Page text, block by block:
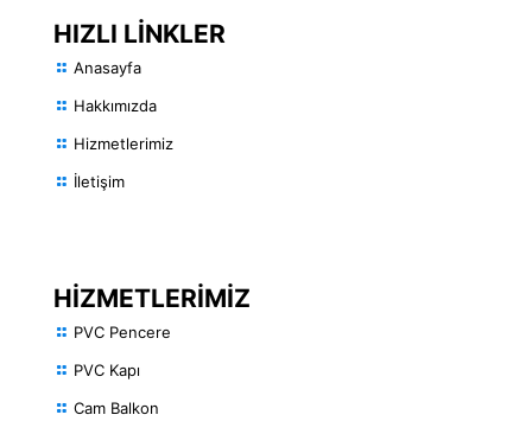
HIZLI LİNKLER
Anasayfa
Hakkımızda
Hizmetlerimiz
İletişim
HİZMETLERİMİZ
PVC Pencere
PVC Kapı
Cam Balkon